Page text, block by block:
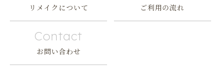
リメイクについて ご利用の流れ
Contact
お問い合わせ